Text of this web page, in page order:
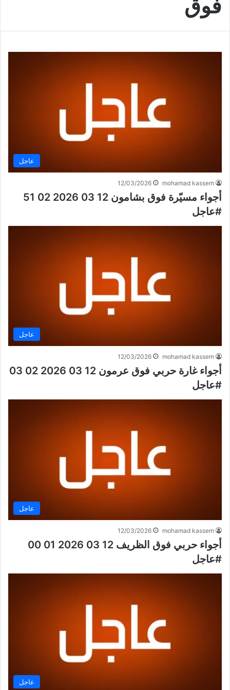
فوق
عاجل
mohamad kassem
12/03/2026
أجواء مسيّرة فوق بشامون 12 03 2026 02 51
#عاجل
عاجل
mohamad kassem
12/03/2026
أجواء غارة حربي فوق عرمون 12 03 2026 02 03
#عاجل
عاجل
mohamad kassem
12/03/2026
أجواء حربي فوق الظريف 12 03 2026 01 00
#عاجل
عاجل